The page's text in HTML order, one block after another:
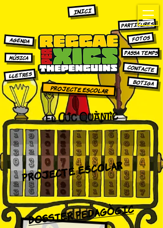
INICI
PARTITURES
AGENDA
MÚSICA
LLETRES
FOTOS
PASSA TEMPS
CONTACTE
Projecte escolar
bOTIGA
projecte escolar
Dossier pedagògic